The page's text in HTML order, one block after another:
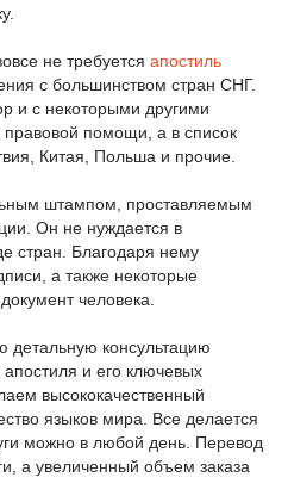
не требуется апостиль
с большинством стран СНГ.
и с некоторыми другими
правовой помощи, а в список
Китая, Польша и прочие.
штампом, проставляемым
Он не нуждается в
стран. Благодаря нему
а также некоторые
человека.
детальную консультацию
и его ключевых
высококачественный
языков мира. Все делается
можно в любой день. Перевод
а увеличенный объем заказа